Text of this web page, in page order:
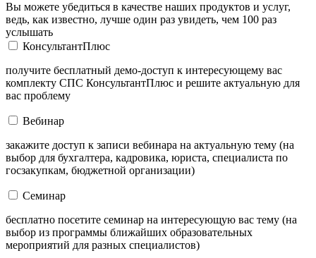
Вы можете убедиться в качестве наших продуктов и услуг,
ведь, как известно, лучше один раз увидеть, чем 100 раз
услышать
КонсультантПлюс
получите бесплатный демо-доступ к интересующему вас
комплекту СПС КонсультантПлюс и решите актуальную для
вас проблему
Вебинар
закажите доступ к записи вебинара на актуальную тему (на
выбор для бухгалтера, кадровика, юриста, специалиста по
госзакупкам, бюджетной организации)
Семинар
бесплатно посетите семинар на интересующую вас тему (на
выбор из программы ближайших образовательных
мероприятий для разных специалистов)